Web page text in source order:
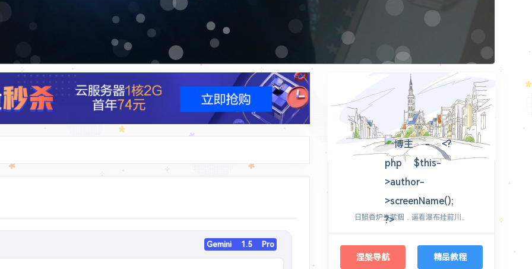
- A：`76.223.126.88` `76.76.21.98` -
4 个激活码Speed Test to Grab More EdgeOneFree Plans
程序不再受支持，因此已停用" ，请教解决办法 ============================================================================ - 打开 chrome 浏览器 - 访问 `chrome://flags/#temporary-unexpire-flags-m137`，将最后参数改为「Enabled」（注意：这个 m137 是 Chrome 版本为 138 时的结果，Chrome 版本是 139 时，这个参数会变成 `chrome://flags/#temporary-unexpire-flags-m138` 请以此类推，尝试那个最大的数） - 重启 Chrome 浏览器（注意：要彻底重启，不要残留后台进程，不然你是看不到后面这些东西的） - 依次访问如下地址，并设置为对应参数 ``` chrome://flags/#extension-manifest-v2-deprecation-warning 设置为[Disabled] chrome://flags/#extension-manifest-v2-deprecation-disabled 设置为[Disabled] chrome://flags/#extension-manifest-v2-deprecation-unsupported 设置为[Disabled] chrome://flags/#allow-legacy-mv2-extensions 设置为[Enabled] ```
信文件传输助手 Web 应用，采用单文件全栈架构，实现跨设备文件传输和消息同步功能。
Gemini 1.5 Pro
love2wind
日照香炉生紫烟，遥看瀑布挂前川。
涅槃导航 精品教程